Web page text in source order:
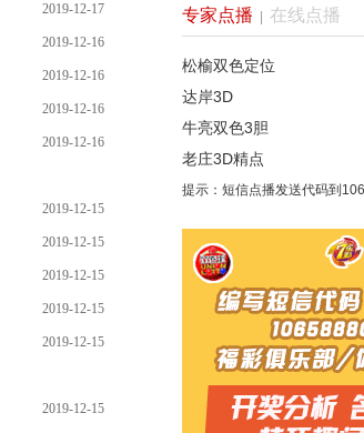
2019-12-17
2019-12-16
2019-12-16
2019-12-16
2019-12-16
2019-12-15
2019-12-15
2019-12-15
2019-12-15
2019-12-15
2019-12-15
专家点播 在线点播
松榆双色定位
达岸3D
牛亮双色3胆
老庄3D精点
提示：短信点播发送代码到